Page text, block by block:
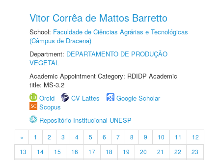
Vitor Corrêa de Mattos Barretto
School: Faculdade de Ciências Agrárias e Tecnológicas
(Câmpus de Dracena)
Department: DEPARTAMENTO DE PRODUÇÃO
VEGETAL
Academic Appointment Category: RDIDP Academic
title: MS-3.2
Orcid
CV Lattes
Google Scholar
Scopus
Repositório Institucional UNESP
« 1 2 3 4 5 6 7 8 9 10 11
12
13
14 15 16 17 18 19 20 21 22
23